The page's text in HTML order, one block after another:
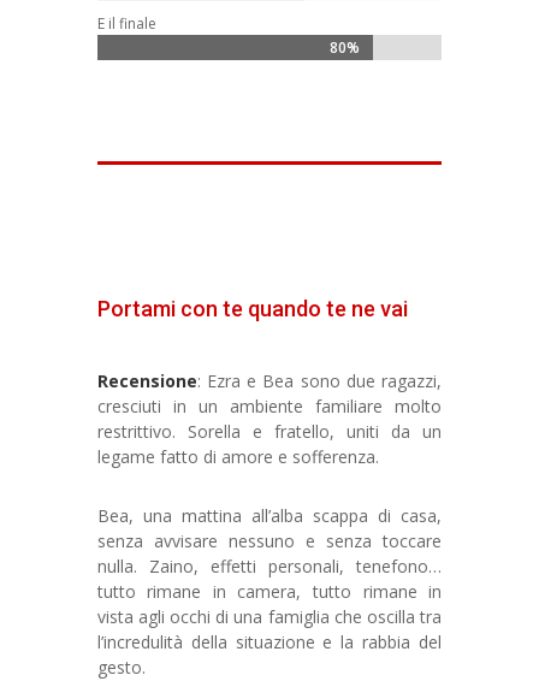
E il finale
80%
80%
Portami con te quando te ne vai
Recensione: Ezra e Bea sono due ragazzi,
cresciuti in un ambiente familiare molto
restrittivo. Sorella e fratello, uniti da un
legame fatto di amore e sofferenza.
Bea, una mattina all’alba scappa di casa,
senza avvisare nessuno e senza toccare
nulla. Zaino, effetti personali, tenefono…
tutto rimane in camera, tutto rimane in
vista agli occhi di una famiglia che oscilla tra
l’incredulità della situazione e la rabbia del
gesto.